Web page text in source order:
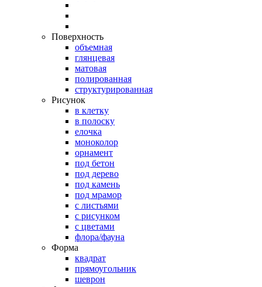
Поверхность
объемная
глянцевая
матовая
полированная
структурированная
Рисунок
в клетку
в полоску
елочка
моноколор
орнамент
под бетон
под дерево
под камень
под мрамор
с листьями
с рисунком
с цветами
флора/фауна
Форма
квадрат
прямоугольник
шеврон